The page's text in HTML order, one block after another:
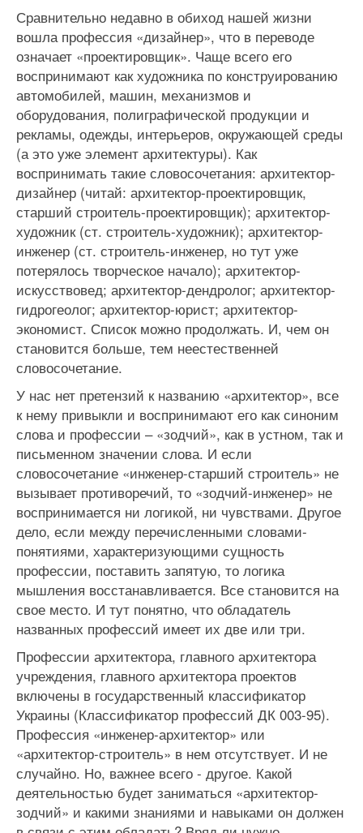
Сравнительно недавно в обиход нашей жизни
вошла профессия «дизайнер», что в переводе
означает «проектировщик». Чаще всего его
воспринимают как художника по конструированию
автомобилей, машин, механизмов и
оборудования, полиграфической продукции и
рекламы, одежды, интерьеров, окружающей среды
(а это уже элемент архитектуры). Как
воспринимать такие словосочетания: архитектор-
дизайнер (читай: архитектор-проектировщик,
старший строитель-проектировщик); архитектор-
художник (ст. строитель-художник); архитектор-
инженер (ст. строитель-инженер, но тут уже
потерялось творческое начало); архитектор-
искусствовед; архитектор-дендролог; архитектор-
гидрогеолог; архитектор-юрист; архитектор-
экономист. Список можно продолжать. И, чем он
становится больше, тем неестественней
словосочетание.
У нас нет претензий к названию «архитектор», все
к нему привыкли и воспринимают его как синоним
слова и профессии – «зодчий», как в устном, так и
письменном значении слова. И если
словосочетание «инженер-старший строитель» не
вызывает противоречий, то «зодчий-инженер» не
воспринимается ни логикой, ни чувствами. Другое
дело, если между перечисленными словами-
понятиями, характеризующими сущность
профессии, поставить запятую, то логика
мышления восстанавливается. Все становится на
свое место. И тут понятно, что обладатель
названных профессий имеет их две или три.
Профессии архитектора, главного архитектора
учреждения, главного архитектора проектов
включены в государственный классификатор
Украины (Классификатор профессий ДК 003-95).
Профессия «инженер-архитектор» или
«архитектор-строитель» в нем отсутствует. И не
случайно. Но, важнее всего - другое. Какой
деятельностью будет заниматься «архитектор-
зодчий» и какими знаниями и навыками он должен